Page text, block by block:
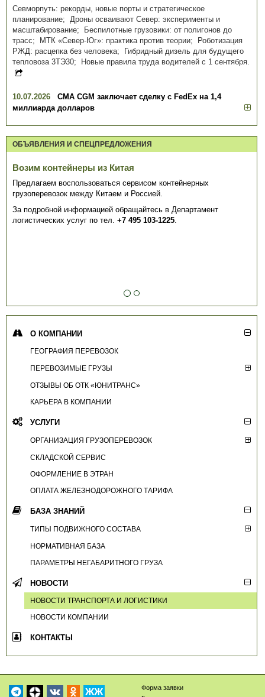
Севморпуть: рекорды, новые порты и стратегическое
планирование; Дроны осваивают Север: эксперименты и
масштабирование; Беспилотные грузовики: от полигонов до
трасс; МТК «Север-Юг»: практика против теории; Роботизация
РЖД: расцепка без человека; Гибридный дизель для будущего
тепловоза 3ТЭ30; Новые правила труда водителей с 1 сентября.
10.07.2026
CMA CGM заключает сделку с FedEx на 1,4
миллиарда долларов
ОБЪЯВЛЕНИЯ И СПЕЦПРЕДЛОЖЕНИЯ
Возим контейнеры из Китая
Предлагаем воспользоваться сервисом контейнерных
грузоперевозок между Китаем и Россией.
За подробной информацией обращайтесь в Департамент
логистических услуг по тел. +7 495 103-1225.
О КОМПАНИИ
ГЕОГРАФИЯ ПЕРЕВОЗОК
ПЕРЕВОЗИМЫЕ ГРУЗЫ
ОТЗЫВЫ ОБ ОТК «ЮНИТРАНС»
КАРЬЕРА В КОМПАНИИ
УСЛУГИ
ОРГАНИЗАЦИЯ ГРУЗОПЕРЕВОЗОК
СКЛАДСКОЙ СЕРВИС
ОФОРМЛЕНИЕ В ЭТРАН
ОПЛАТА ЖЕЛЕЗНОДОРОЖНОГО ТАРИФА
БАЗА ЗНАНИЙ
ТИПЫ ПОДВИЖНОГО СОСТАВА
НОРМАТИВНАЯ БАЗА
ПАРАМЕТРЫ НЕГАБАРИТНОГО ГРУЗА
НОВОСТИ
НОВОСТИ ТРАНСПОРТА И ЛОГИСТИКИ
НОВОСТИ КОМПАНИИ
КОНТАКТЫ
ЖЖ
Форма заявки